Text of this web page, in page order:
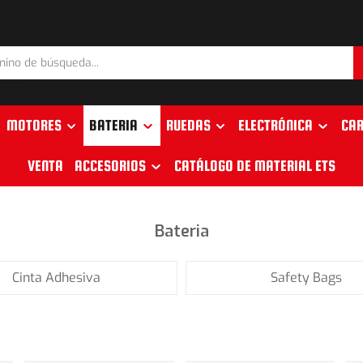
MOTORES BATERIA RUEDAS ELECTRÓNICA
VENTA ACCESORIOS CATÁLOGO DE MATERIAL ETS
Bateria
Cinta Adhesiva Safety Bags